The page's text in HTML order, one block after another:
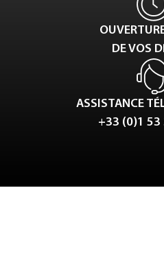
DE VOS
ASSISTANCE
+33 (0)1 53